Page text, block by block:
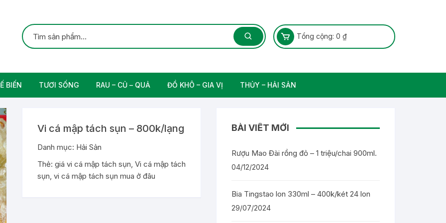
Tổng cộng: 0 ₫
BIẾN TƯƠI SỐNG
Thịt bò tươi sạch
RAU – CỦ – QUẢ ĐỒ KHÔ – GIA VỊ THỦY – HẢI SẢN
Vi cá mập tách sụn – 800k/lạng
Danh mục: Hải Sản
Thẻ: giá vi cá mập tách sụn, Vi cá mập tách
sụn, vi cá mập tách sụn mua ở đâu
BÀI VIẾT MỚI
Rượu Mao Đài rồng đỏ – 1 triệu/chai 900ml.
04/12/2024
Bia Tingstao lon 330ml – 400k/két 24 lon
29/07/2024